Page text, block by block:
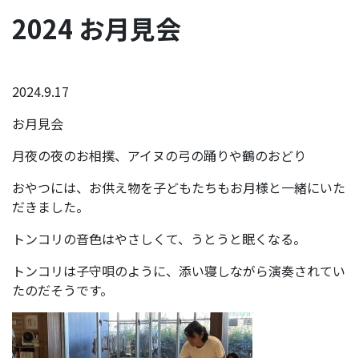
2024 お月見会
2024.9.17
お月見会
月夜の夜のお相撲、アイヌの弓の踊りや鶴のおどり
おやつには、お供え物を子どもたちもお月様と一緒にいた
だきました。
トンコリの音色はやさしくて、うとうと眠くなる。
トンコリは子守唄のように、添い寝しながら演奏されてい
たのだそうです。